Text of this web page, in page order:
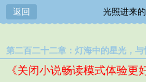
返回 光照进来
第二百二十二章：灯海中的星光，
《关闭小说畅读模式体验更